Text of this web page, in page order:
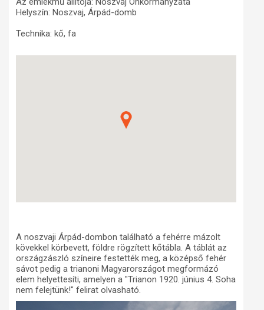
Műhelymunkák
Helyszín: Noszvaj, Árpád-domb
Technika: kő, fa
A noszvaji Árpád-dombon található a fehérre mázolt
kövekkel körbevett, földre rögzített kőtábla. A táblát az
országzászló színeire festették meg, a középső fehér
sávot pedig a trianoni Magyarországot megformázó
elem helyettesíti, amelyen a "Trianon 1920. június 4. Soha
nem felejtünk!" felirat olvasható.